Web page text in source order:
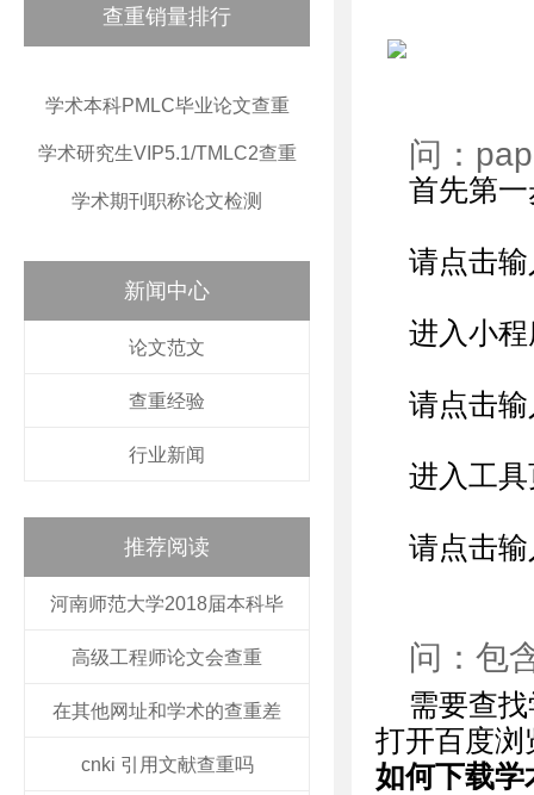
查重销量排行
学术本科PMLC毕业论文查重
学术研究生VIP5.1/TMLC2查重
学术期刊职称论文检测
新闻中心
论文范文
查重经验
行业新闻
推荐阅读
河南师范大学2018届本科毕
高级工程师论文会查重
在其他网址和学术的查重差
cnki 引用文献查重吗
问：
首先第
请点击
进入小
请点击
进入工
请点击
问：包
需要查
打开百度浏
如何下载学